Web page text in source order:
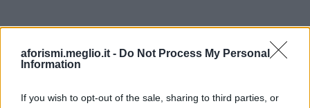
aforismi.meglio.it - Do Not Process My Personal
Information
If you wish to opt-out of the sale, sharing to third parties, or